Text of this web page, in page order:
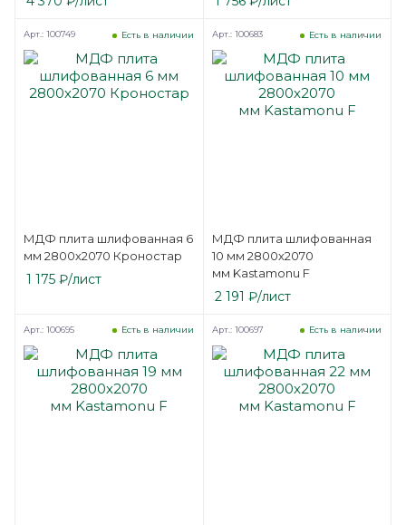
Kastamonu F
МДФ плита шлифованная 6
мм 2800х2070 Кроностар
Есть в наличии
Арт.: 100749
1 175 ₽/лист
МДФ плита шлифованная
10 мм 2800х2070
мм Kastamonu F
Есть в наличии
Арт.: 100683
2 191 ₽/лист
Есть в наличии
Арт.: 100695 Есть в наличии
Арт.: 100697